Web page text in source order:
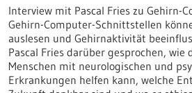
Interview mit Pascal Fries zu Gehirn-
Gehirn-Computer-Schnittstellen
auslesen und Gehirnaktivität
Pascal Fries darüber gesprochen, wie
Menschen mit neurologischen und
Erkrankungen helfen kann, welche